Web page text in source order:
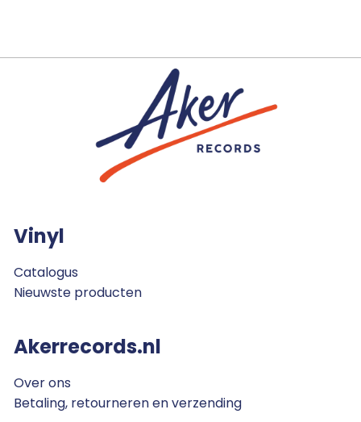
Vinyl
Catalogus
Nieuwste producten
Akerrecords.nl
Over ons
Betaling, retourneren en verzending